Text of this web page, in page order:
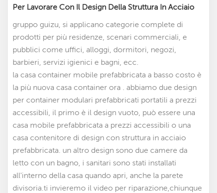
Per Lavorare Con Il Design Della Struttura In Acciaio
gruppo guizu, si applicano categorie complete di
prodotti per più residenze, scenari commerciali, e
pubblici come uffici, alloggi, dormitori, negozi,
barbieri, servizi igienici e bagni, ecc.
la casa container mobile prefabbricata a basso costo è
la più nuova casa container ora . abbiamo due design
per container modulari prefabbricati portatili a prezzi
accessibili il primo è il design vuoto, può essere una
casa mobile prefabbricata a prezzi accessibili o una
casa contenitore di design con struttura in acciaio
prefabbricata. un altro design sono due camere da
letto con un bagno, i sanitari sono stati installati
all'interno della casa quando apri, anche la parete
divisoria.ti invieremo il video per riparazione,chiunque